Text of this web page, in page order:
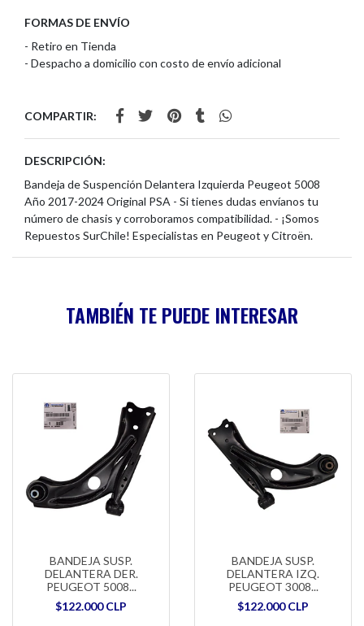
FORMAS DE ENVÍO
- Retiro en Tienda
- Despacho a domicilio con costo de envío adicional
COMPARTIR:
DESCRIPCIÓN:
Bandeja de Suspención Delantera Izquierda Peugeot 5008
Año 2017-2024 Original PSA - Si tienes dudas envíanos tu
número de chasis y corroboramos compatibilidad. - ¡Somos
Repuestos SurChile! Especialistas en Peugeot y Citroën.
TAMBIÉN TE PUEDE INTERESAR
BANDEJA SUSP.
DELANTERA DER.
PEUGEOT 5008...
$122.000 CLP
BANDEJA SUSP.
DELANTERA IZQ.
PEUGEOT 3008...
$122.000 CLP